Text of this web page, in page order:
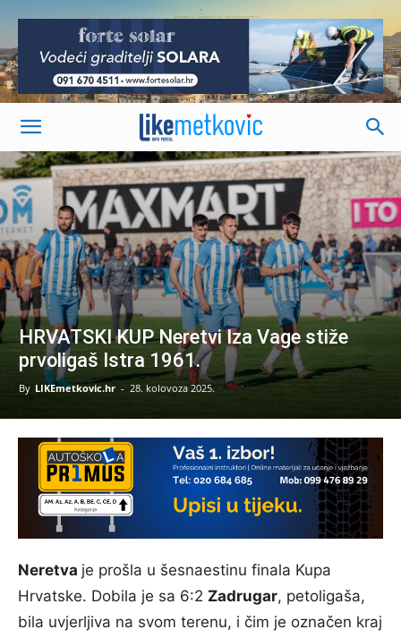
-
HRVATSKI KUP Neretvi Iza Vage stiže
prvoligaš Istra 1961.
By LIKEmetkovic.hr - 28. kolovoza 2025.
Neretva je prošla u šesnaestinu finala Kupa
Hrvatske. Dobila je sa 6:2 Zadrugar, petoligaša,
bila uvjerljiva na svom terenu, i čim je označen kraj